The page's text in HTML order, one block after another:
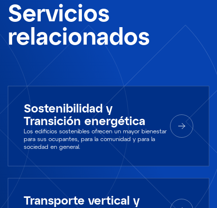
Servicios
relacionados
Sostenibilidad y
Transición energética
Los edificios sostenibles ofrecen un mayor bienestar
para sus ocupantes, para la comunidad y para la
sociedad en general.
Transporte vertical y